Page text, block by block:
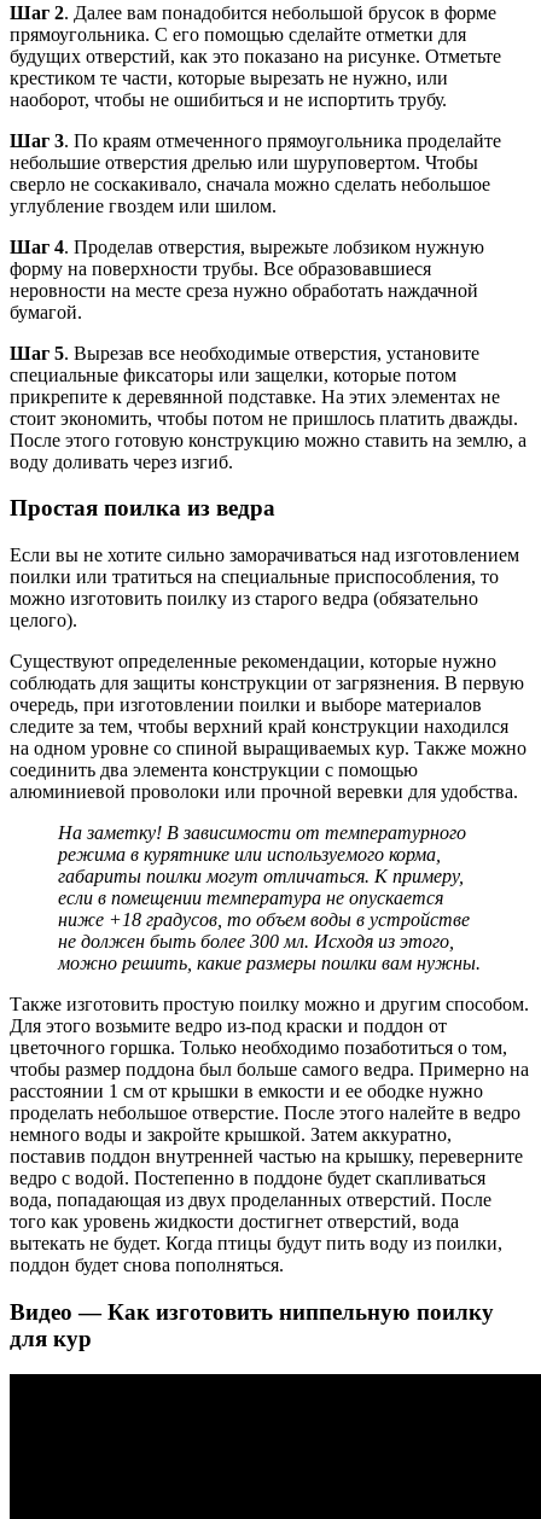
Шаг 2. Далее вам понадобится небольшой брусок в форме
прямоугольника. С его помощью сделайте отметки для
будущих отверстий, как это показано на рисунке. Отметьте
крестиком те части, которые вырезать не нужно, или
наоборот, чтобы не ошибиться и не испортить трубу.
Шаг 3. По краям отмеченного прямоугольника проделайте
небольшие отверстия дрелью или шуруповертом. Чтобы
сверло не соскакивало, сначала можно сделать небольшое
углубление гвоздем или шилом.
Шаг 4. Проделав отверстия, вырежьте лобзиком нужную
форму на поверхности трубы. Все образовавшиеся
неровности на месте среза нужно обработать наждачной
бумагой.
Шаг 5. Вырезав все необходимые отверстия, установите
специальные фиксаторы или защелки, которые потом
прикрепите к деревянной подставке. На этих элементах не
стоит экономить, чтобы потом не пришлось платить дважды.
После этого готовую конструкцию можно ставить на землю, а
воду доливать через изгиб.
Простая поилка из ведра
Если вы не хотите сильно заморачиваться над изготовлением
поилки или тратиться на специальные приспособления, то
можно изготовить поилку из старого ведра (обязательно
целого).
Существуют определенные рекомендации, которые нужно
соблюдать для защиты конструкции от загрязнения. В первую
очередь, при изготовлении поилки и выборе материалов
следите за тем, чтобы верхний край конструкции находился
на одном уровне со спиной выращиваемых кур. Также можно
соединить два элемента конструкции с помощью
алюминиевой проволоки или прочной веревки для удобства.
На заметку! В зависимости от температурного
режима в курятнике или используемого корма,
габариты поилки могут отличаться. К примеру,
если в помещении температура не опускается
ниже +18 градусов, то объем воды в устройстве
не должен быть более 300 мл. Исходя из этого,
можно решить, какие размеры поилки вам нужны.
Также изготовить простую поилку можно и другим способом.
Для этого возьмите ведро из-под краски и поддон от
цветочного горшка. Только необходимо позаботиться о том,
чтобы размер поддона был больше самого ведра. Примерно на
расстоянии 1 см от крышки в емкости и ее ободке нужно
проделать небольшое отверстие. После этого налейте в ведро
немного воды и закройте крышкой. Затем аккуратно,
поставив поддон внутренней частью на крышку, переверните
ведро с водой. Постепенно в поддоне будет скапливаться
вода, попадающая из двух проделанных отверстий. После
того как уровень жидкости достигнет отверстий, вода
вытекать не будет. Когда птицы будут пить воду из поилки,
поддон будет снова пополняться.
Видео — Как изготовить ниппельную поилку
для кур